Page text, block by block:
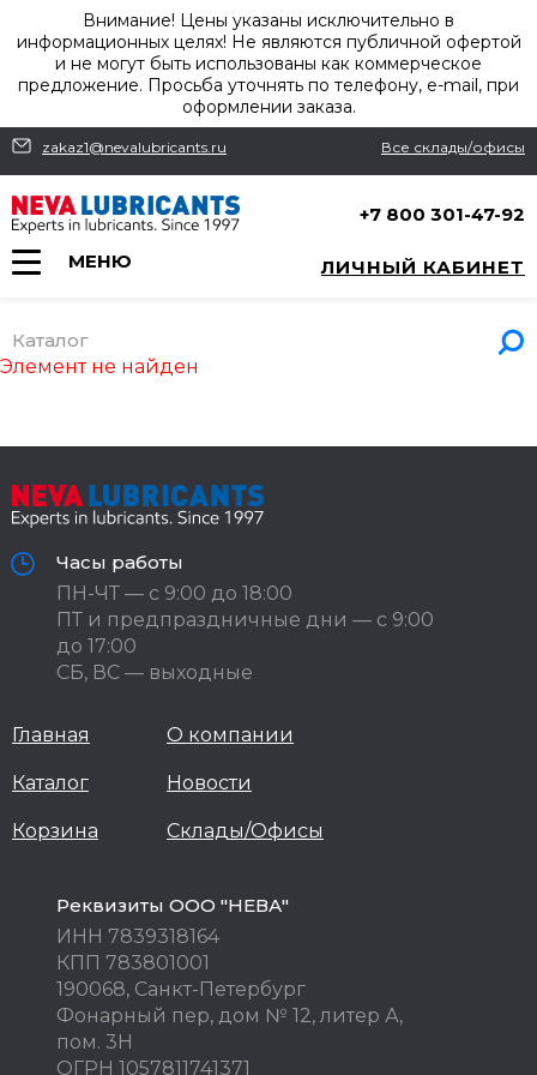
Внимание! Цены указаны исключительно в
информационных целях! Не являются публичной офертой
и не могут быть использованы как коммерческое
предложение. Просьба уточнять по телефону, e-mail, при
оформлении заказа.
zakaz1@nevalubricants.ru Все склады/офисы
+7 800 301-47-92
МЕНЮ ЛИЧНЫЙ КАБИНЕТ
Каталог
Элемент не найден
Часы работы
ПН-ЧТ — с 9:00 до 18:00
ПТ и предпраздничные дни — с 9:00
до 17:00
СБ, ВС — выходные
Главная
Каталог
Корзина
О компании
Новости
Склады/Офисы
Реквизиты ООО "НЕВА"
ИНН 7839318164
КПП 783801001
190068, Санкт-Петербург
Фонарный пер, дом № 12, литер А,
пом. 3Н
ОГРН 1057811741371